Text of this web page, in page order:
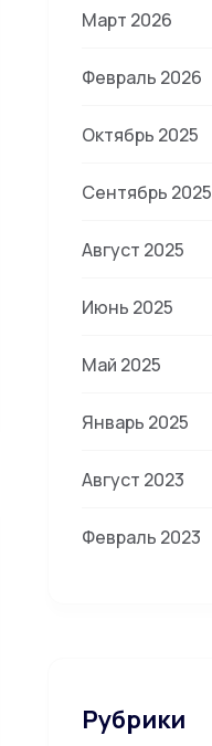
Март 2026
Февраль 2026
Октябрь 2025
Сентябрь 2025
Август 2025
Июнь 2025
Май 2025
Январь 2025
Август 2023
Февраль 2023
Рубрики